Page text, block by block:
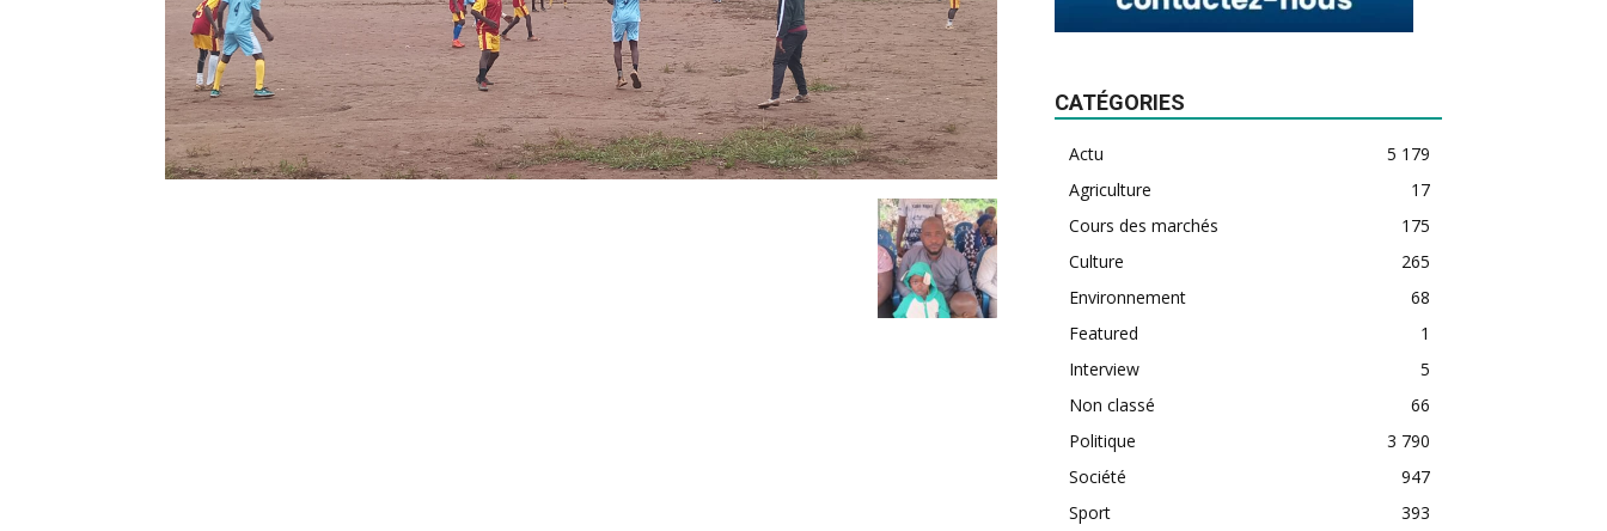
La
lumière
CATÉGORIES
Actu
5 179
Agriculture
17
Cours des marchés
175
Culture
265
Environnement
68
Featured
1
Interview
5
Non classé
66
Politique
3 790
Société
947
Sport
393